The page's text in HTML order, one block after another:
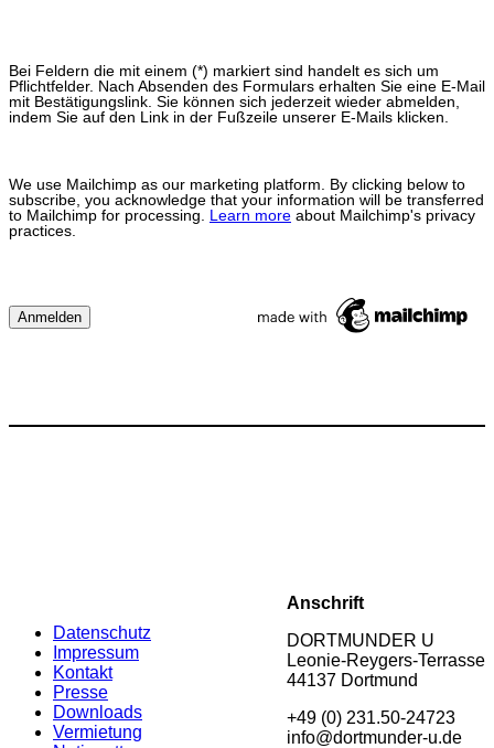
Bei Feldern die mit einem (*) markiert sind handelt es sich um
Pflichtfelder. Nach Absenden des Formulars erhalten Sie eine E-Mail
mit Bestätigungslink. Sie können sich jederzeit wieder abmelden,
indem Sie auf den Link in der Fußzeile unserer E-Mails klicken.
We use Mailchimp as our marketing platform. By clicking below to
subscribe, you acknowledge that your information will be transferred
to Mailchimp for processing. Learn more about Mailchimp's privacy
practices.
Datenschutz
Impressum
Kontakt
Presse
Downloads
Vermietung
Anschrift
DORTMUNDER U
Leonie-Reygers-Terrasse
44137 Dortmund
+49 (0) 231.50-24723
info@dortmunder-u.de